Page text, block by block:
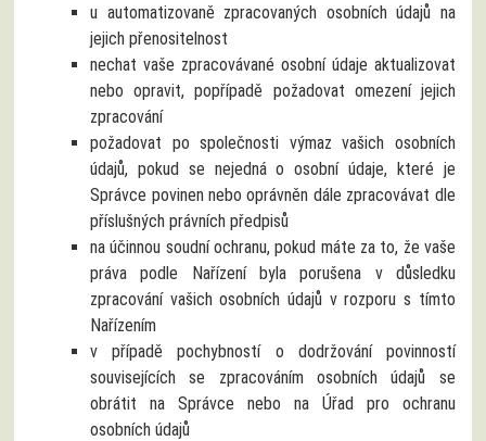
u automatizovaně zpracovaných osobních údajů na
jejich přenositelnost
nechat vaše zpracovávané osobní údaje aktualizovat
nebo opravit, popřípadě požadovat omezení jejich
zpracování
požadovat po společnosti výmaz vašich osobních
údajů, pokud se nejedná o osobní údaje, které je
Správce povinen nebo oprávněn dále zpracovávat dle
příslušných právních předpisů
na účinnou soudní ochranu, pokud máte za to, že vaše
práva podle Nařízení byla porušena v důsledku
zpracování vašich osobních údajů v rozporu s tímto
Nařízením
v případě pochybností o dodržování povinností
souvisejících se zpracováním osobních údajů se
obrátit na Správce nebo na Úřad pro ochranu
osobních údajů